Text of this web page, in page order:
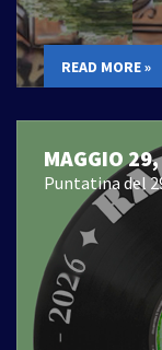
READ MORE »
MAGGIO
Puntatina del